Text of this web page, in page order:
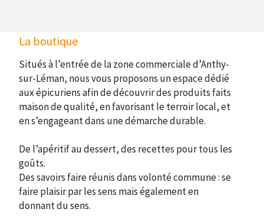
La boutique
Situés à l’entrée de la zone commerciale d’Anthy-
sur-Léman, nous vous proposons un espace dédié
aux épicuriens afin de découvrir des produits faits
maison de qualité, en favorisant le terroir local, et
en s’engageant dans une démarche durable.
De l’apéritif au dessert, des recettes pour tous les
goûts.
Des savoirs faire réunis dans volonté commune : se
faire plaisir par les sens mais également en
donnant du sens.